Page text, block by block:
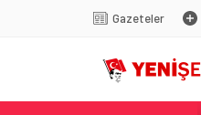
Gazeteler